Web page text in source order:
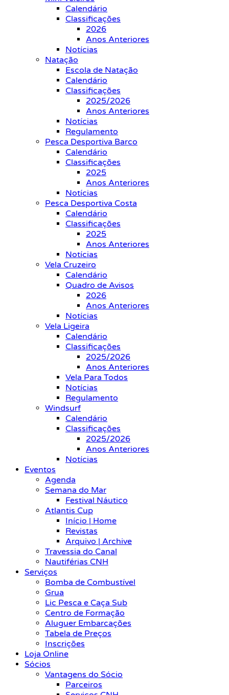
Calendário
Classificações
2026
Anos Anteriores
Notícias
Natação
Escola de Natação
Calendário
Classificações
2025/2026
Anos Anteriores
Notícias
Regulamento
Pesca Desportiva Barco
Calendário
Classificações
2025
Anos Anteriores
Notícias
Pesca Desportiva Costa
Calendário
Classificações
2025
Anos Anteriores
Notícias
Vela Cruzeiro
Calendário
Quadro de Avisos
2026
Anos Anteriores
Notícias
Vela Ligeira
Calendário
Classificações
2025/2026
Anos Anteriores
Vela Para Todos
Notícias
Regulamento
Windsurf
Calendário
Classificações
2025/2026
Anos Anteriores
Notícias
Eventos
Agenda
Semana do Mar
Festival Náutico
Atlantis Cup
Início | Home
Revistas
Arquivo | Archive
Travessia do Canal
Nautiférias CNH
Serviços
Bomba de Combustível
Grua
Lic Pesca e Caça Sub
Centro de Formação
Aluguer Embarcações
Tabela de Preços
Inscrições
Loja Online
Sócios
Vantagens do Sócio
Parceiros